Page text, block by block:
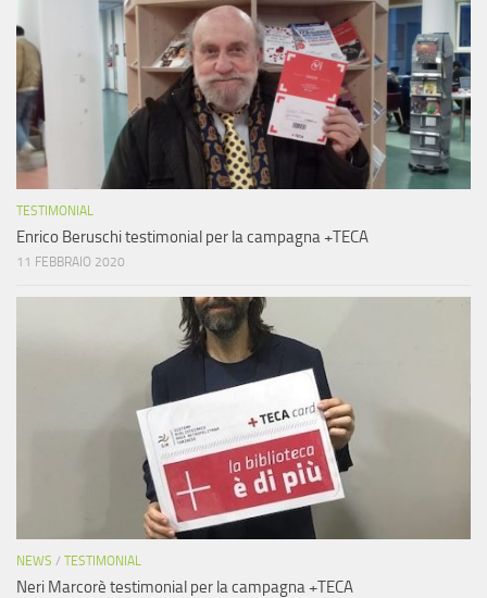
TESTIMONIAL
Enrico Beruschi testimonial per la campagna +TECA
11 FEBBRAIO 2020
NEWS / TESTIMONIAL
Neri Marcorè testimonial per la campagna +TECA